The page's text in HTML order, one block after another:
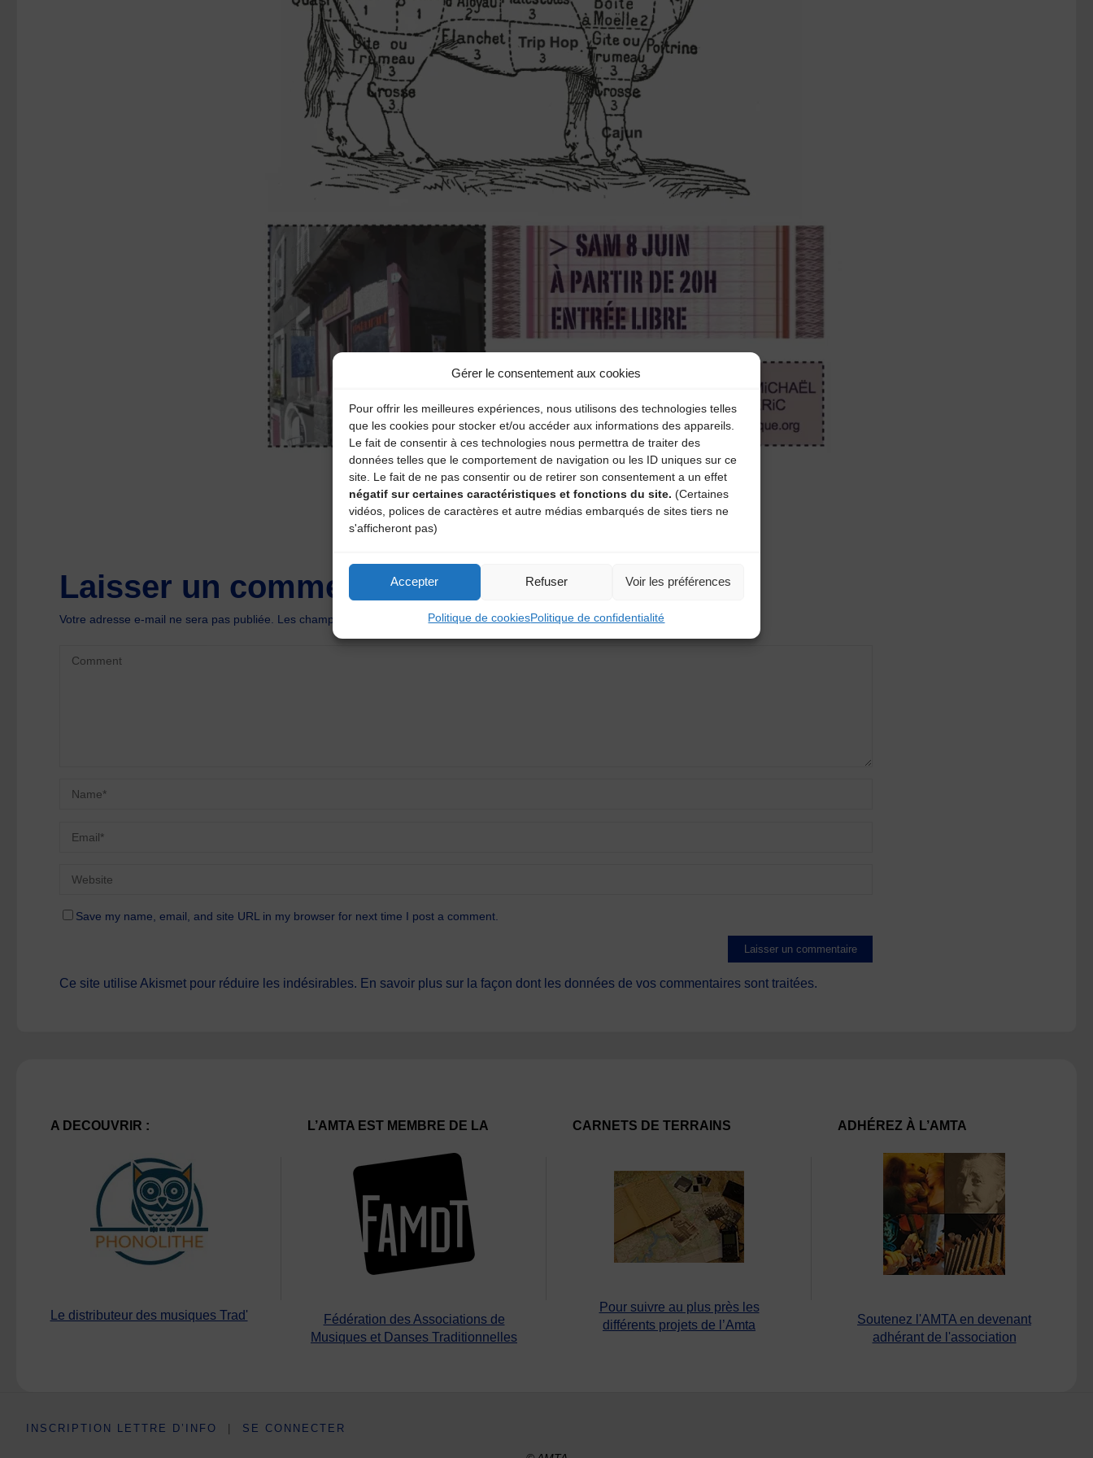
Gérer le consentement aux cookies
Pour offrir les meilleures expériences, nous utilisons des technologies telles
que les cookies pour stocker et/ou accéder aux informations des appareils.
Le fait de consentir à ces technologies nous permettra de traiter des
données telles que le comportement de navigation ou les ID uniques sur ce
site. Le fait de ne pas consentir ou de retirer son consentement a un effet
négatif sur certaines caractéristiques et fonctions du site. (Certaines
vidéos, polices de caractères et autre médias embarqués de sites tiers ne
s'afficheront pas)
Accepter Refuser Voir les préférences
Politique de cookiesPolitique de confidentialité
Laisser un commentaire
Votre adresse e-mail ne sera pas publiée. Les champs obligatoires sont indiqués avec*
Save my name, email, and site URL in my browser for next time I post a comment.
Ce site utilise Akismet pour réduire les indésirables. En savoir plus sur la façon dont les données de vos commentaires sont traitées.
A DECOUVRIR :
Le distributeur des musiques Trad'
L’AMTA EST MEMBRE DE LA
Fédération des Associations de
Musiques et Danses Traditionnelles
CARNETS DE TERRAINS
Pour suivre au plus près les
différents projets de l’Amta
ADHÉREZ À L’AMTA
Soutenez l'AMTA en devenant
adhérant de l'association
INSCRIPTION LETTRE D’INFO | SE CONNECTER